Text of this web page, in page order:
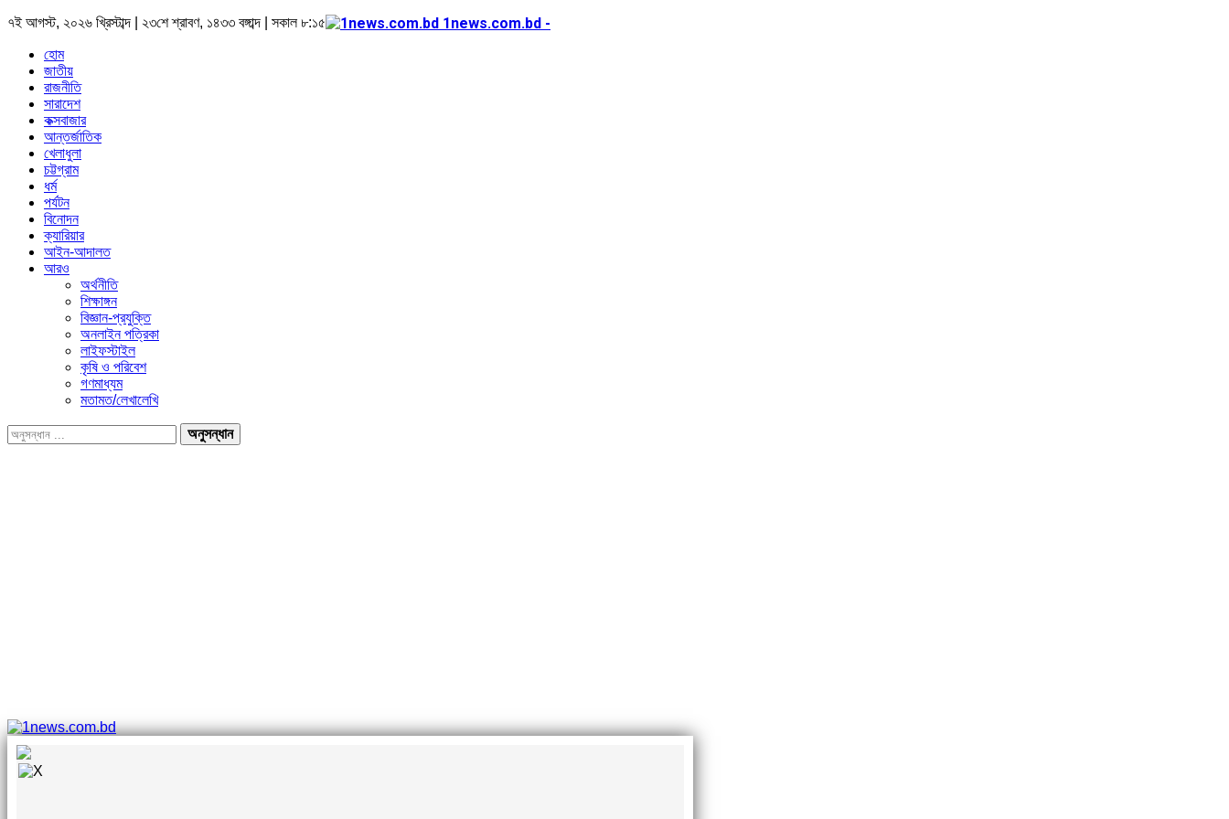
৭ই আগস্ট, ২০২৬ খ্রিস্টাব্দ | ২৩শে শ্রাবণ, ১৪৩৩ বঙ্গাব্দ | সকাল ৮:১৫ 1news.com.bd -
হোম
জাতীয়
রাজনীতি
সারাদেশ
কক্সবাজার
আন্তর্জাতিক
খেলাধুলা
চট্টগ্রাম
ধর্ম
পর্যটন
বিনোদন
ক্যারিয়ার
আইন-আদালত
আরও
অর্থনীতি
শিক্ষাঙ্গন
বিজ্ঞান-প্রযুক্তি
অনলাইন পত্রিকা
লাইফস্টাইল
কৃষি ও পরিবেশ
গণমাধ্যম
মতামত/লেখালেখি